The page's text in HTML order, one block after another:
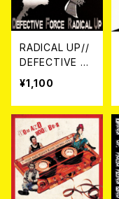
RADICAL UP//
DEFECTIVE F
ORCE / SPLIT
7EP
¥1,100